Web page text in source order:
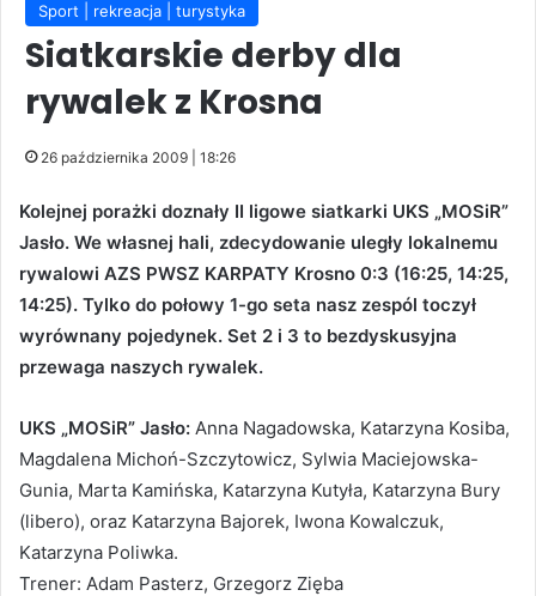
Sport | rekreacja | turystyka
Siatkarskie derby dla
rywalek z Krosna
26 października 2009 | 18:26
Kolejnej porażki doznały II ligowe siatkarki UKS „MOSiR”
Jasło. We własnej hali, zdecydowanie uległy lokalnemu
rywalowi AZS PWSZ KARPATY Krosno 0:3 (16:25, 14:25,
14:25). Tylko do połowy 1-go seta nasz zespól toczył
wyrównany pojedynek. Set 2 i 3 to bezdyskusyjna
przewaga naszych rywalek.
UKS „MOSiR” Jasło: Anna Nagadowska, Katarzyna Kosiba,
Magdalena Michoń-Szczytowicz, Sylwia Maciejowska-
Gunia, Marta Kamińska, Katarzyna Kutyła, Katarzyna Bury
(libero), oraz Katarzyna Bajorek, Iwona Kowalczuk,
Katarzyna Poliwka.
Trener: Adam Pasterz, Grzegorz Zięba